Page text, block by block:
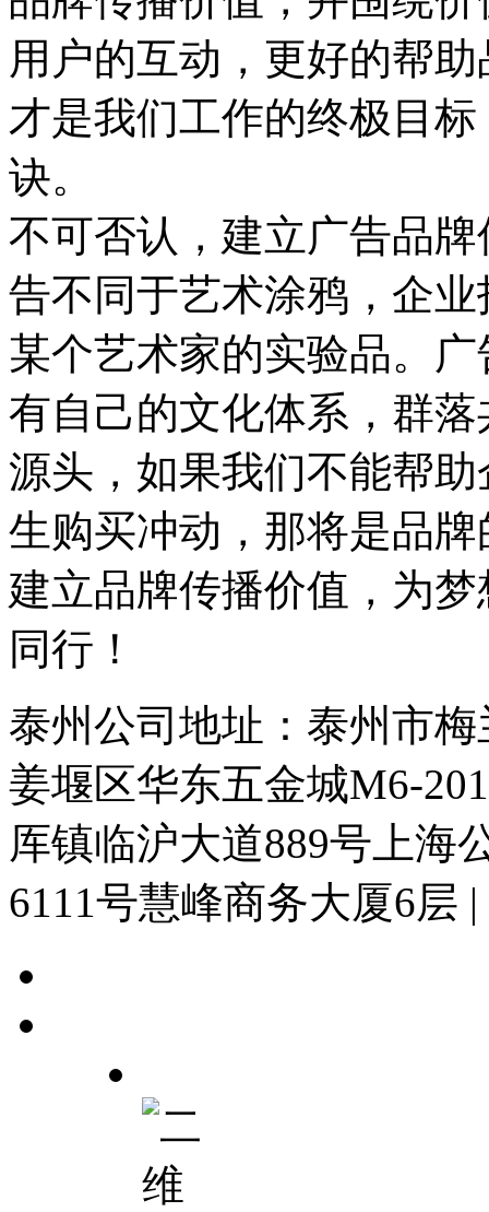
用户的互动，更好的帮
才是我们工作的终极目
诀。
不可否认，建立广告品
告不同于艺术涂鸦，企
某个艺术家的实验品。
有自己的文化体系，群
源头，如果我们不能帮
生购买冲动，那将是品
建立品牌传播价值，为
同行！
泰州公司地址：泰州市
姜堰区华东五金城M6-
厍镇临沪大道889号上海
6111号慧峰商务大厦6层 |